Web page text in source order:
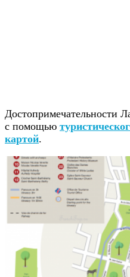
Достопримечательности
с помощью
картой.